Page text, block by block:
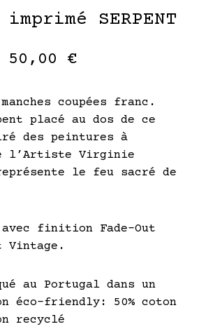
imprimé SERPENT
50,00 €
coupées franc.
placé au dos de ce
des peintures à
l’Artiste Virginie
le feu sacré de
avec finition Fade-Out
Vintage.
au Portugal dans un
éco-friendly: 50% coton
recyclé